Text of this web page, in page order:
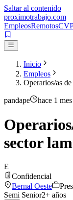
Saltar al contenido
proximotrabajo.com
EmpleosRemotosCV
Inicio
Empleos
Operarios/as
pandape hace 1 mes
sector
E
Confidencial
Bernal Oeste
Semi Senior2+ años